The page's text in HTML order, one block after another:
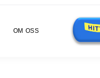
OM OSS